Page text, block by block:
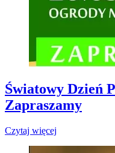
Światowy Dzień
Zapraszamy
Czytaj więcej